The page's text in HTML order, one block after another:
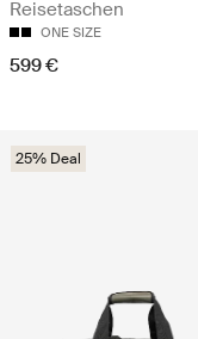
Reisetaschen
ONE SIZE
599 €
25% Deal